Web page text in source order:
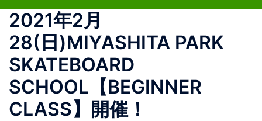
ス
メ
ニ
ュ
ー
2021年2月
28(日)MIYASHITA PARK
SKATEBOARD
SCHOOL【BEGINNER
CLASS】開催！